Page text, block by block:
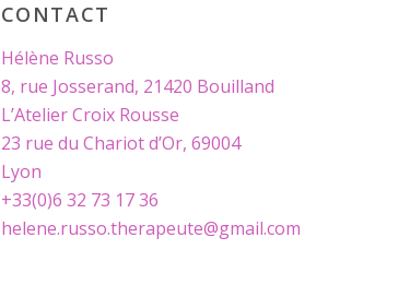
CONTACT
Hélène Russo
8, rue Josserand, 21420 Bouilland
L’Atelier Croix Rousse
23 rue du Chariot d’Or, 69004
Lyon
+33(0)6 32 73 17 36
helene.russo.therapeute@gmail.com